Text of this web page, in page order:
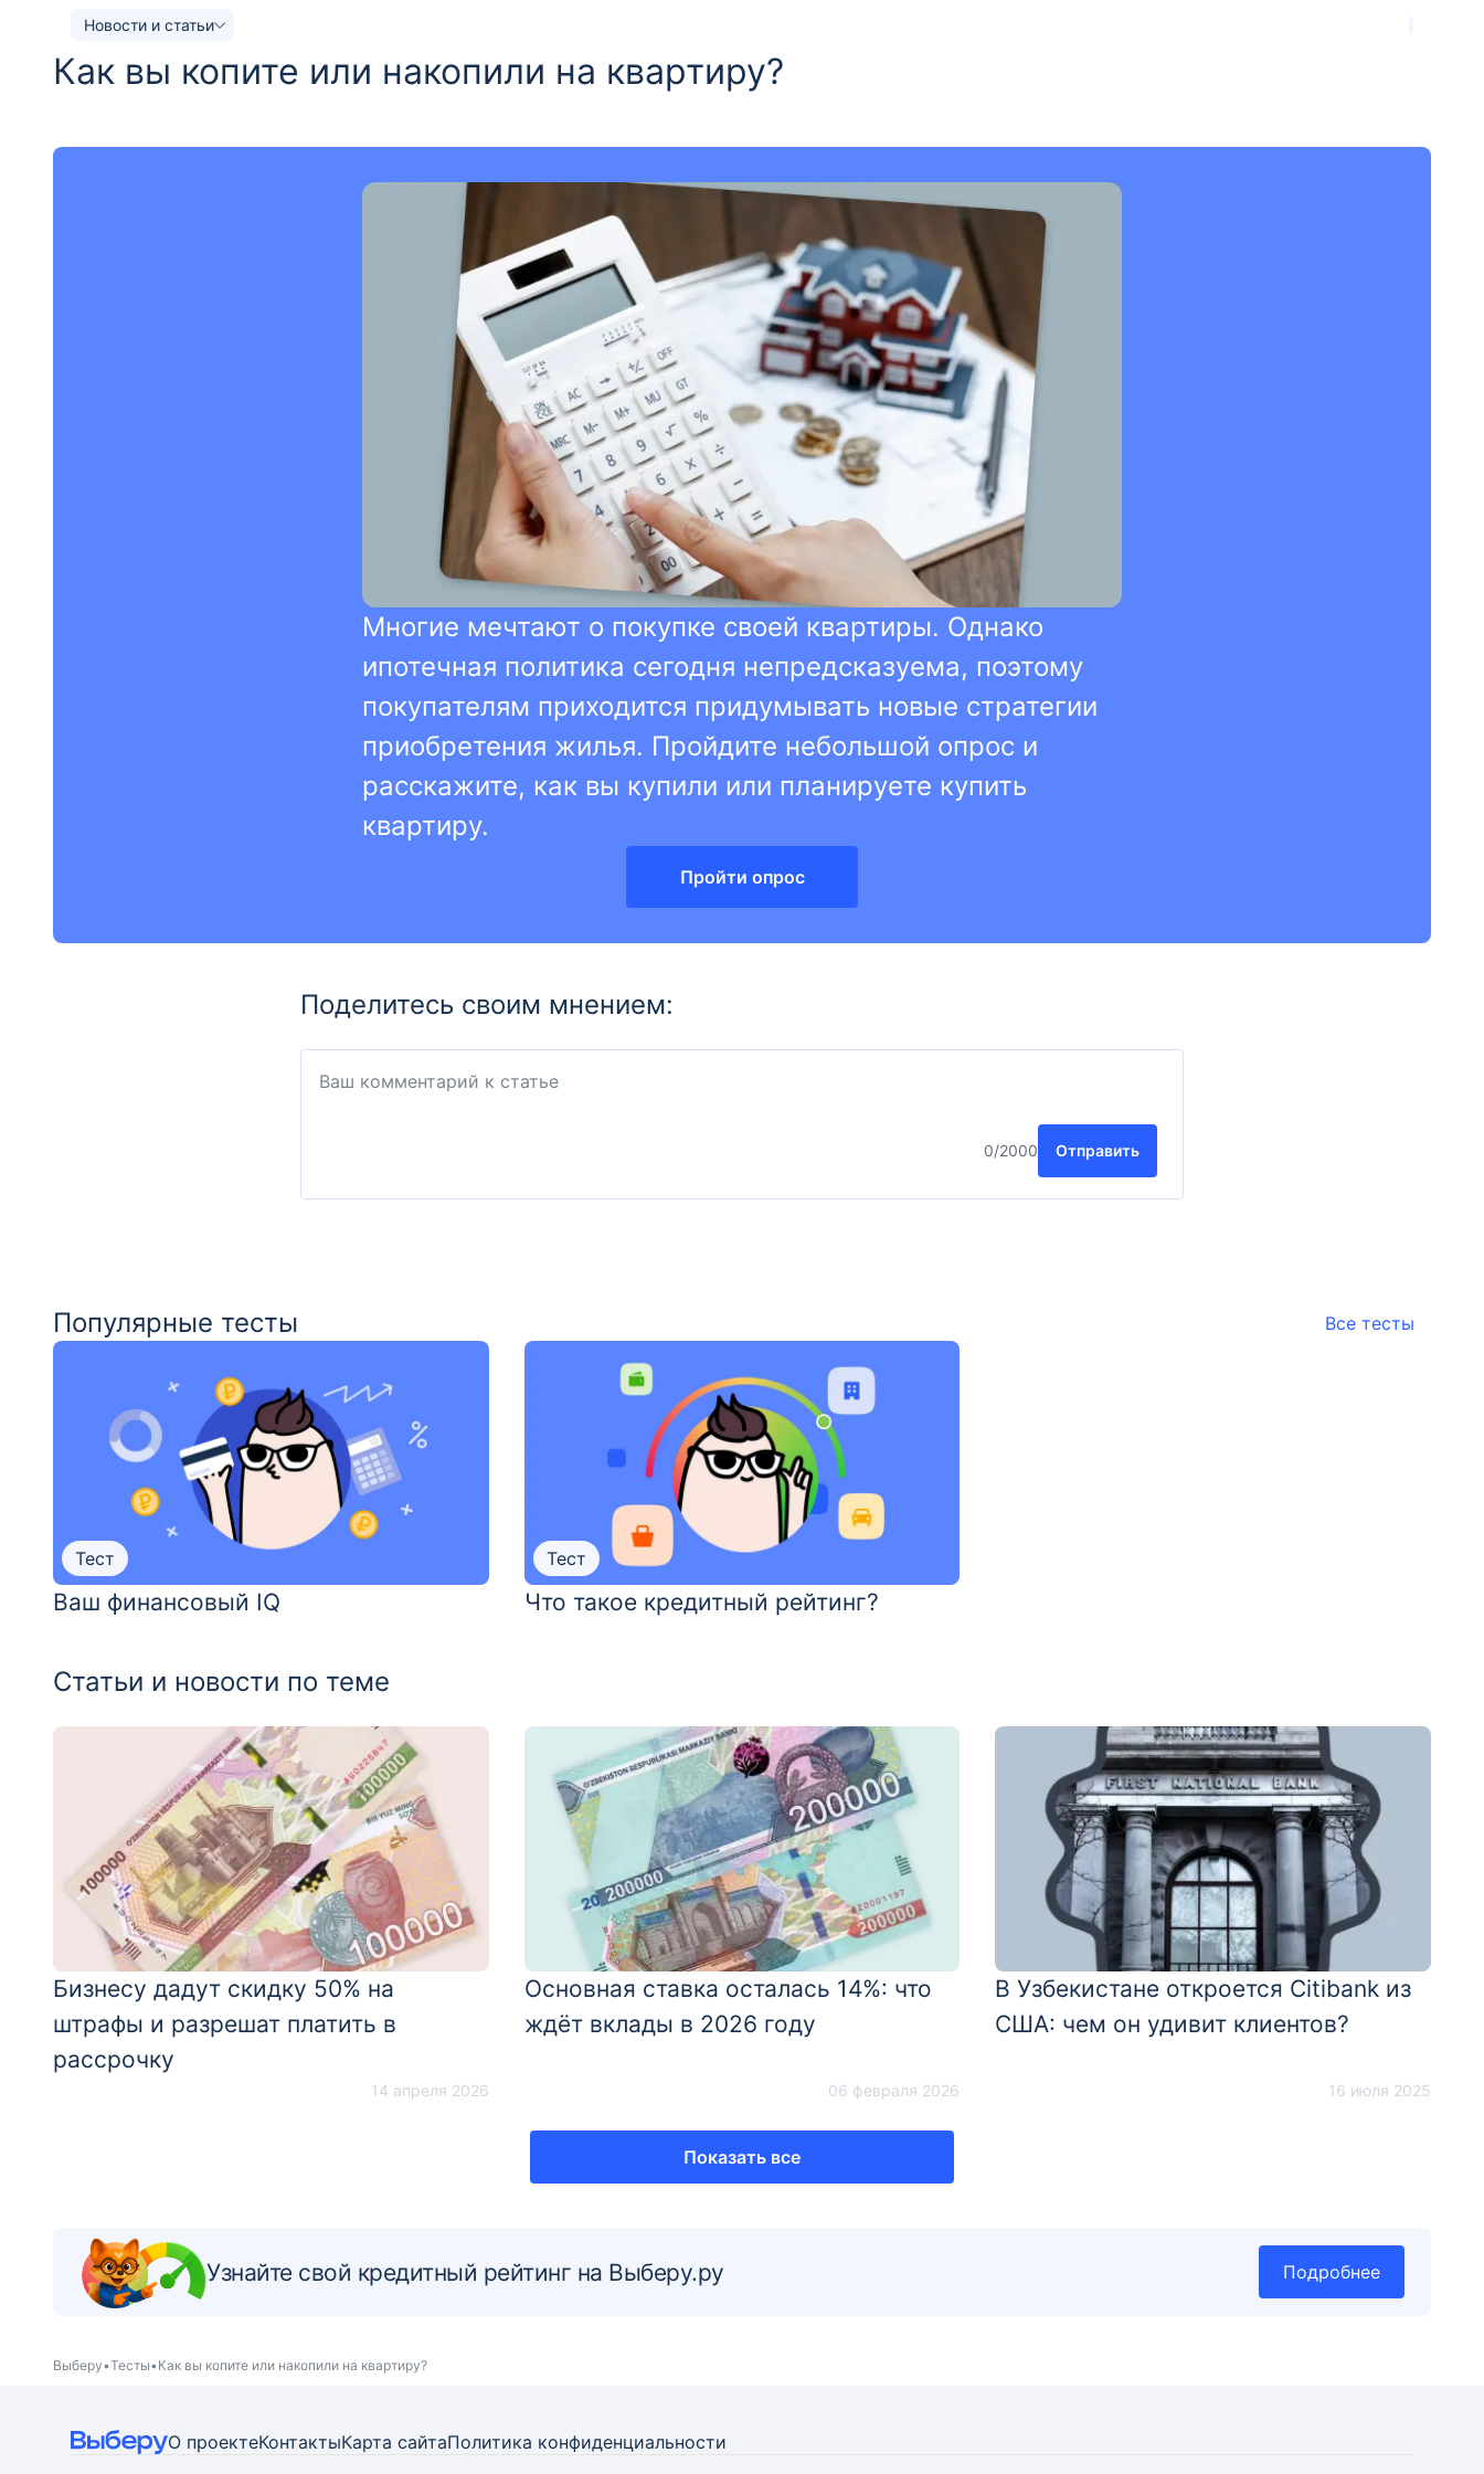
Новости и статьи
Как вы копите или накопили на квартиру?
Многие мечтают о покупке своей квартиры. Однако
ипотечная политика сегодня непредсказуема, поэтому
покупателям приходится придумывать новые стратегии
приобретения жилья. Пройдите небольшой опрос и
расскажите, как вы купили или планируете купить
квартиру.
Пройти опрос
Поделитесь своим мнением:
0/2000 Отправить
Популярные тесты Все тесты
Тест
Ваш финансовый IQ
Тест
Что такое кредитный рейтинг?
Статьи и новости по теме
Бизнесу дадут скидку 50% на
штрафы и разрешат платить в
рассрочку
14 апреля 2026
Основная ставка осталась 14%: что
ждёт вклады в 2026 году
06 февраля 2026
В Узбекистане откроется Citibank из
США: чем он удивит клиентов?
16 июля 2025
Показать все
Узнайте свой кредитный рейтинг на Выберу.ру Подробнее
Выберу Тесты Как вы копите или накопили на квартиру?
О проектеКонтактыКарта сайтаПолитика конфиденциальности